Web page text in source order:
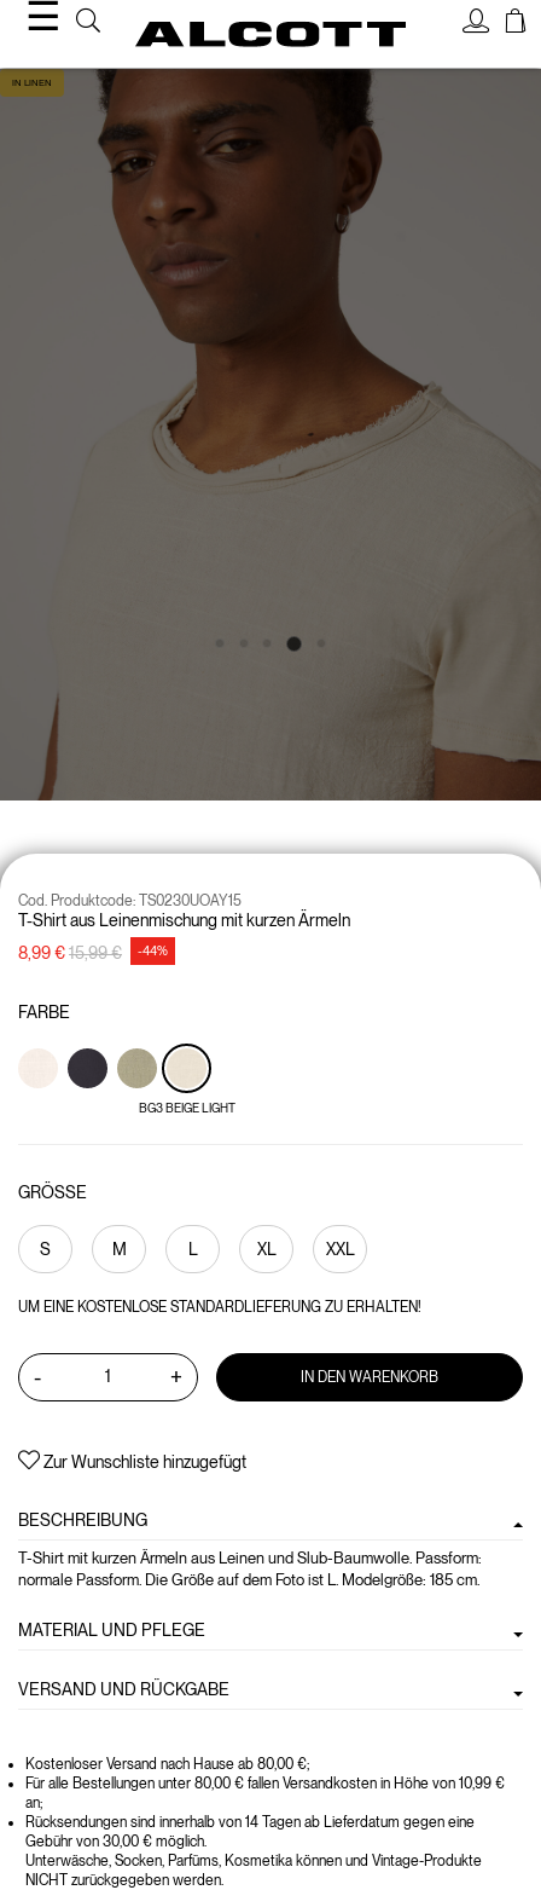
☰
IN LINEN
T-Shirt aus Leinenmischung mit kurzen Ärmeln
Cod. Produktcode: TS0230UOAY15
8,99 €Preisreduzierung von
15,99 €auf-44%
FARBE
BG3 BEIGE LIGHT
GRÖSSE
S M L XL XXL
UM EINE KOSTENLOSE STANDARDLIEFERUNG ZU ERHALTEN!
- + IN DEN WARENKORB
Zur Wunschliste hinzugefügt
BESCHREIBUNG
T-Shirt mit kurzen Ärmeln aus Leinen und Slub-Baumwolle. Passform:
normale Passform. Die Größe auf dem Foto ist L. Modelgröße: 185 cm.
MATERIAL UND PFLEGE
VERSAND UND RÜCKGABE
Kostenloser Versand nach Hause ab 80,00 €;
Für alle Bestellungen unter 80,00 € fallen Versandkosten in Höhe von 10,99 €
an;
Rücksendungen sind innerhalb von 14 Tagen ab Lieferdatum gegen eine
Gebühr von 30,00 € möglich.
Unterwäsche, Socken, Parfüms, Kosmetika können und Vintage-Produkte
NICHT zurückgegeben werden.